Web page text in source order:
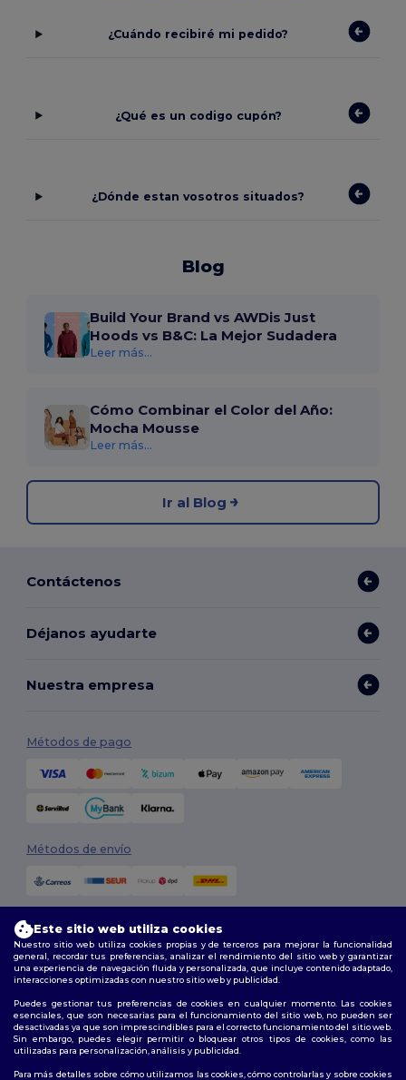
¿Cuándo recibiré mi pedido?
¿Qué es un codigo cupón?
¿Dónde estan vosotros situados?
Blog
Build Your Brand vs AWDis Just
Hoods vs B&C: La Mejor Sudadera
Leer más...
Cómo Combinar el Color del Año:
Mocha Mousse
Leer más...
Ir al Blog
Contáctenos
Déjanos ayudarte
Nuestra empresa
Métodos de pago
Métodos de envío
2026. Todos los derechos reservados
Términos y Condiciones| Política de personalización|Política de
Síguenos
Este sitio web utiliza cookies
Nuestro sitio web utiliza cookies propias y de terceros para mejorar la funcionalidad
general, recordar tus preferencias, analizar el rendimiento del sitio web y garantizar
una experiencia de navegación fluida y personalizada, que incluye contenido adaptado,
interacciones optimizadas con nuestro sitio web y publicidad.
Puedes gestionar tus preferencias de cookies en cualquier momento. Las cookies
esenciales, que son necesarias para el funcionamiento del sitio web, no pueden ser
desactivadas ya que son imprescindibles para el correcto funcionamiento del sitio web.
Sin embargo, puedes elegir permitir o bloquear otros tipos de cookies, como las
utilizadas para personalización, análisis y publicidad.
Para más detalles sobre cómo utilizamos las cookies, cómo controlarlas y sobre cookies